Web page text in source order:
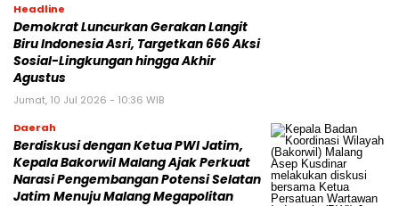
Headline
Demokrat Luncurkan Gerakan Langit
Biru Indonesia Asri, Targetkan 666 Aksi
Sosial-Lingkungan hingga Akhir
Agustus
Jumat, 10 Jul 2026 - 10:36 WIB
Daerah
Berdiskusi dengan Ketua PWI Jatim,
Kepala Bakorwil Malang Ajak Perkuat
Narasi Pengembangan Potensi Selatan
Jatim Menuju Malang Megapolitan